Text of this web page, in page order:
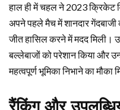
हाल ही में चहल ने 2023 क्रिकेट
अपने पहले मैच में शानदार
जीत हासिल करने में मदद मिली।
बल्लेबाजों को परेशान किया और
महत्वपूर्ण भूमिका निभाने का मौका
रैंकिंग और